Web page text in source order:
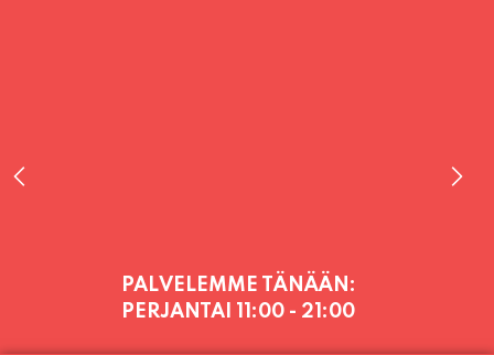
PALVELEMME TÄNÄÄN:
PERJANTAI 11:00 - 21:00